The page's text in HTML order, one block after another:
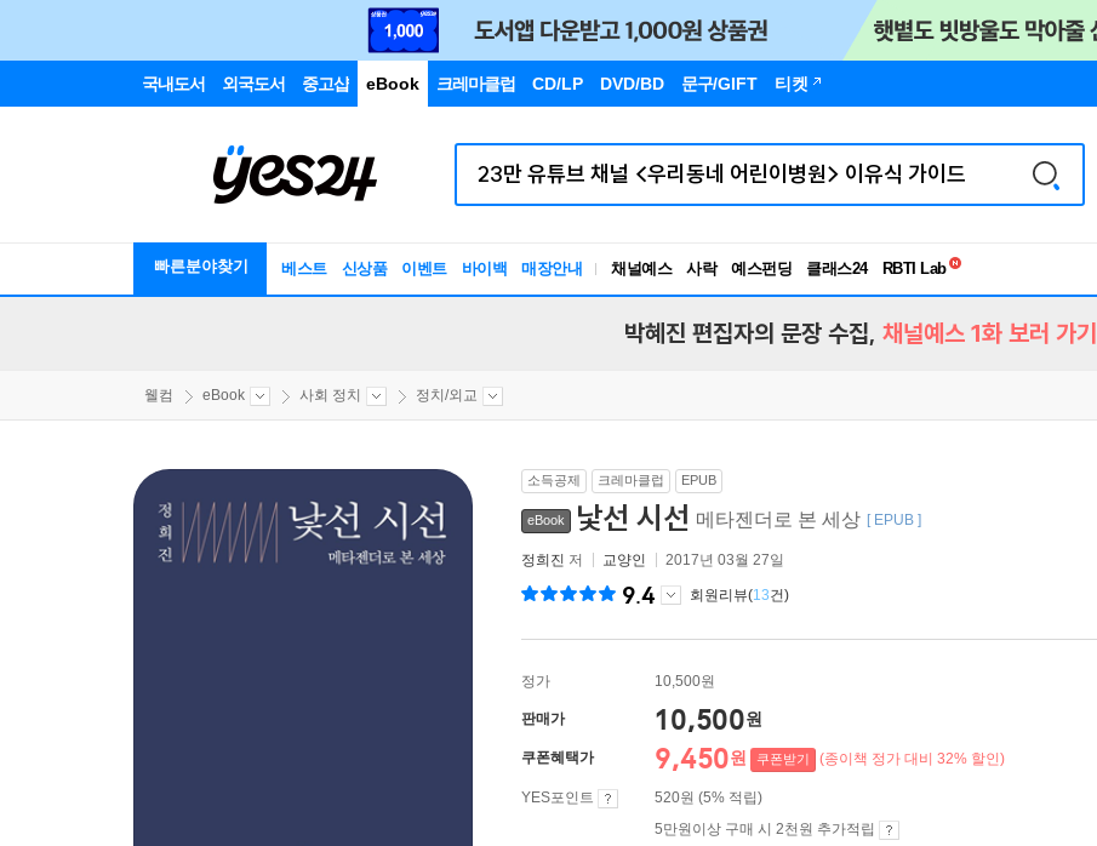
국내도서 외국도서 중고샵 eBook 크레마클럽 CD/LP DVD/BD 문구/GIFT 티켓
빠른분야찾기 베스트 신상품 이벤트 바이백 매장안내 채널예스 사락 예스펀딩 클래스24
독서유형검사
박혜진 편집자의 문장 수집, 채널예스 1화 보러 가기
웰컴 eBook 사회 정치 정치/외교
소득공제 크레마클럽 EPUB
eBook 낯선 시선 메타젠더로 본 세상 [ EPUB ]
정희진 저 교양인 2017년 03월 27일
9.4 회원리뷰(13건)
정가 10,500원
판매가 10,500원
쿠폰혜택가 9,450원 쿠폰받기 (종이책 정가 대비 32% 할인)
YES포인트
520원 (5% 적립)
5만원이상 구매 시 2천원 추가적립